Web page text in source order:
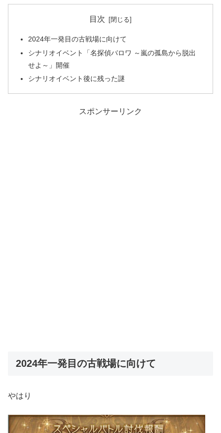
目次
2024年一発目の古戦場に向けて
シナリオイベント「名探偵バロワ ～嵐の孤島から脱出
せよ～」開催
シナリオイベント後に残った謎
スポンサーリンク
2024年一発目の古戦場に向けて
やはり